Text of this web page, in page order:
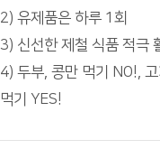
2) 유제품은 하루 1회
3) 신선한 제철 식품 적극
4) 두부, 콩만 먹기 NO!,
먹기 YES!